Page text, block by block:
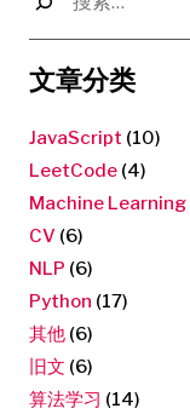
索：
文章分类
JavaScript (10)
LeetCode (4)
Machine Learning
CV (6)
NLP (6)
Python (17)
其他 (6)
旧文 (6)
算法学习 (14)